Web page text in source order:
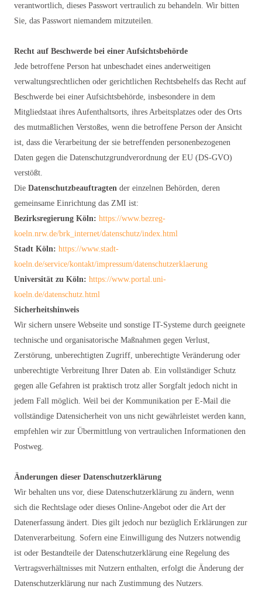
verantwortlich, dieses Passwort vertraulich zu behandeln. Wir bitten
Sie, das Passwort niemandem mitzuteilen.
Recht auf Beschwerde bei einer Aufsichtsbehörde
Jede betroffene Person hat unbeschadet eines anderweitigen
verwaltungsrechtlichen oder gerichtlichen Rechtsbehelfs das Recht auf
Beschwerde bei einer Aufsichtsbehörde, insbesondere in dem
Mitgliedstaat ihres Aufenthaltsorts, ihres Arbeitsplatzes oder des Orts
des mutmaßlichen Verstoßes, wenn die betroffene Person der Ansicht
ist, dass die Verarbeitung der sie betreffenden personenbezogenen
Daten gegen die Datenschutzgrundverordnung der EU (DS-GVO)
verstößt.
Die Datenschutzbeauftragten der einzelnen Behörden, deren
gemeinsame Einrichtung das ZMI ist:
Bezirksregierung Köln: https://www.bezreg-
koeln.nrw.de/brk_internet/datenschutz/index.html
Stadt Köln: https://www.stadt-
koeln.de/service/kontakt/impressum/datenschutzerklaerung
Universität zu Köln: https://www.portal.uni-
koeln.de/datenschutz.html
Sicherheitshinweis
Wir sichern unsere Webseite und sonstige IT-Systeme durch geeignete
technische und organisatorische Maßnahmen gegen Verlust,
Zerstörung, unberechtigten Zugriff, unberechtigte Veränderung oder
unberechtigte Verbreitung Ihrer Daten ab. Ein vollständiger Schutz
gegen alle Gefahren ist praktisch trotz aller Sorgfalt jedoch nicht in
jedem Fall möglich. Weil bei der Kommunikation per E-Mail die
vollständige Datensicherheit von uns nicht gewährleistet werden kann,
empfehlen wir zur Übermittlung von vertraulichen Informationen den
Postweg.
Änderungen dieser Datenschutzerklärung
Wir behalten uns vor, diese Datenschutzerklärung zu ändern, wenn
sich die Rechtslage oder dieses Online-Angebot oder die Art der
Datenerfassung ändert. Dies gilt jedoch nur bezüglich Erklärungen zur
Datenverarbeitung. Sofern eine Einwilligung des Nutzers notwendig
ist oder Bestandteile der Datenschutzerklärung eine Regelung des
Vertragsverhältnisses mit Nutzern enthalten, erfolgt die Änderung der
Datenschutzerklärung nur nach Zustimmung des Nutzers.